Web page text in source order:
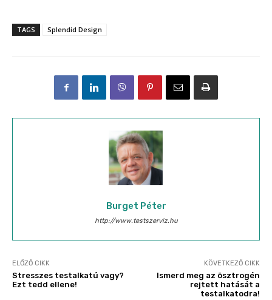
TAGS Splendid Design
Burget Péter
http://www.testszerviz.hu
ELŐZŐ CIKK
Stresszes testalkatú vagy?
Ezt tedd ellene!
KÖVETKEZŐ CIKK
Ismerd meg az ösztrogén
rejtett hatását a
testalkatodra!